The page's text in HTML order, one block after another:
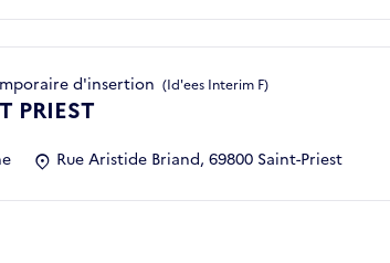
d'insertion (Id'ees Interim F)
PRIEST
Rue Aristide Briand, 69800 Saint-Priest